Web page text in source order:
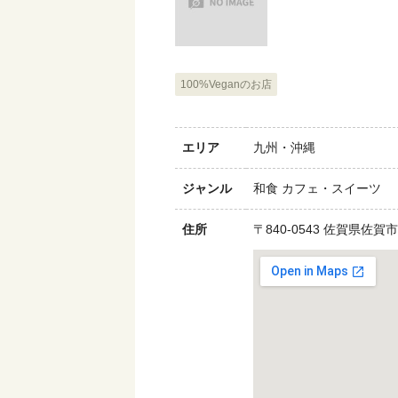
100%Veganのお店
エリア 九州・沖縄
ジャンル 和食 カフェ・スイーツ
住所 〒840-0543 佐賀県佐賀